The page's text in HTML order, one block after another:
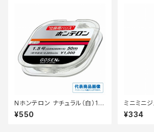
Nホンテロン ナチュラル（白）1.2
【継続セール_仕掛】
¥550
ミニミニ
¥334